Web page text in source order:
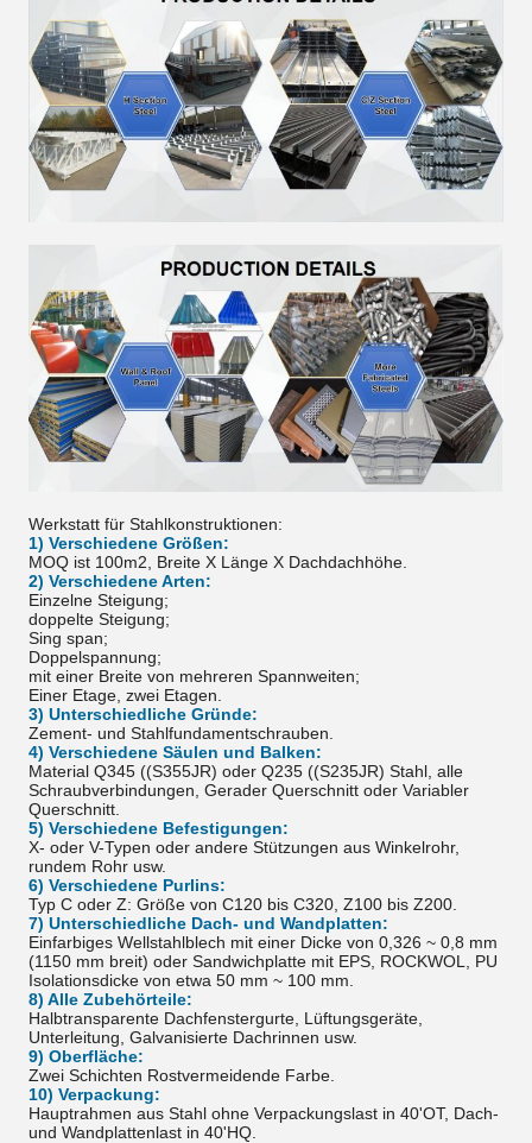
Werkstatt für Stahlkonstruktionen:
1) Verschiedene Größen:
MOQ ist 100m2, Breite X Länge X Dachdachhöhe.
2) Verschiedene Arten:
Einzelne Steigung;
doppelte Steigung;
Sing span;
Doppelspannung;
mit einer Breite von mehreren Spannweiten;
Einer Etage, zwei Etagen.
3) Unterschiedliche Gründe:
Zement- und Stahlfundamentschrauben.
4) Verschiedene Säulen und Balken:
Material Q345 ((S355JR) oder Q235 ((S235JR) Stahl, alle
Schraubverbindungen, Gerader Querschnitt oder Variabler
Querschnitt.
5) Verschiedene Befestigungen:
X- oder V-Typen oder andere Stützungen aus Winkelrohr,
rundem Rohr usw.
6) Verschiedene Purlins:
Typ C oder Z: Größe von C120 bis C320, Z100 bis Z200.
7) Unterschiedliche Dach- und Wandplatten:
Einfarbiges Wellstahlblech mit einer Dicke von 0,326 ~ 0,8 mm
(1150 mm breit) oder Sandwichplatte mit EPS, ROCKWOL, PU
Isolationsdicke von etwa 50 mm ~ 100 mm.
8) Alle Zubehörteile:
Halbtransparente Dachfenstergurte, Lüftungsgeräte,
Unterleitung, Galvanisierte Dachrinnen usw.
9) Oberfläche:
Zwei Schichten Rostvermeidende Farbe.
10) Verpackung:
Hauptrahmen aus Stahl ohne Verpackungslast in 40'OT, Dach-
und Wandplattenlast in 40'HQ.